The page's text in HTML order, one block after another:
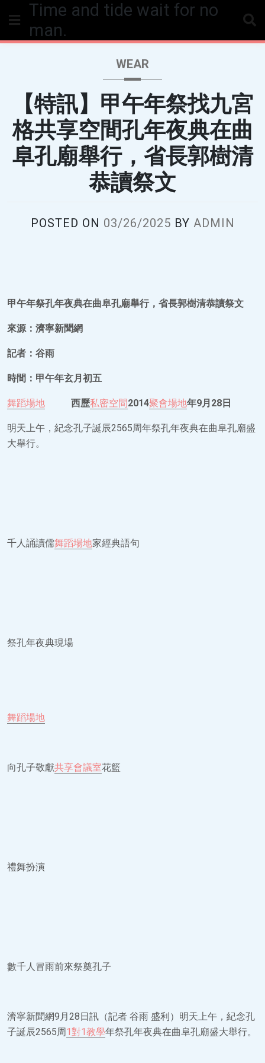
Time and tide wait for no
man.
WEAR
【特訊】甲午年祭找九宮
格共享空間孔年夜典在曲
阜孔廟舉行，省長郭樹清
恭讀祭文
POSTED ON 03/26/2025 BY ADMIN
甲午年祭孔年夜典在曲阜孔廟舉行，省長郭樹清恭讀祭文
來源：濟寧新聞網
記者：谷雨
時間：甲午年玄月初五
舞蹈場地 西歷私密空間2014聚會場地年9月28日
明天上午，紀念孔子誕辰2565周年祭孔年夜典在曲阜孔廟盛
大舉行。
千人誦讀儒舞蹈場地家經典語句
祭孔年夜典現場
舞蹈場地
向孔子敬獻共享會議室花籃
禮舞扮演
數千人冒雨前來祭奠孔子
濟寧新聞網9月28日訊（記者 谷雨 盛利）明天上午，紀念孔
子誕辰2565周1對1教學年祭孔年夜典在曲阜孔廟盛大舉行。